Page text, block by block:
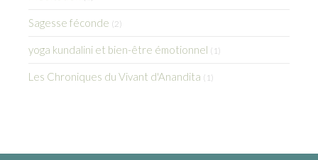
Sagesse féconde (2)
yoga kundalini et bien-être émotionnel (1)
Les Chroniques du Vivant d'Anandita (1)